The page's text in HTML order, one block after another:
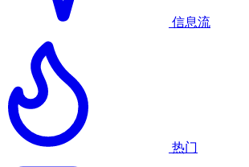
信息流
热门